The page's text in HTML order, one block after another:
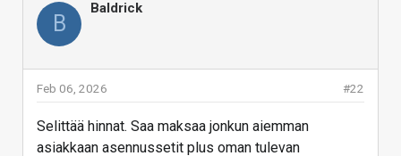
B
Baldrick
#22
Feb 06, 2026
Selittää hinnat. Saa maksaa jonkun aiemman
asiakkaan asennussetit plus oman tulevan